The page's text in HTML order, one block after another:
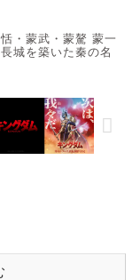
・蒙武・蒙驁 蒙一
城を築いた秦の名